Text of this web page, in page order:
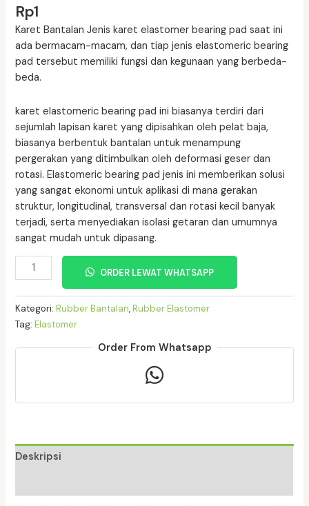
Rp1
Karet Bantalan Jenis karet elastomer bearing pad saat ini
ada bermacam-macam, dan tiap jenis elastomeric bearing
pad tersebut memiliki fungsi dan kegunaan yang berbeda-
beda.
karet elastomeric bearing pad ini biasanya terdiri dari
sejumlah lapisan karet yang dipisahkan oleh pelat baja,
biasanya berbentuk bantalan untuk menampung
pergerakan yang ditimbulkan oleh deformasi geser dan
rotasi. Elastomeric bearing pad jenis ini memberikan solusi
yang sangat ekonomi untuk aplikasi di mana gerakan
struktur, longitudinal, transversal dan rotasi kecil banyak
terjadi, serta menyediakan isolasi getaran dan umumnya
sangat mudah untuk dipasang.
Kuantitas
Rubber
Elastomer
Bearing
45X45X4,5
plat
ORDER LEWAT WHATSAPP
Kategori:Rubber Bantalan,Rubber Elastomer
Tag:Elastomer
Order From Whatsapp
Deskripsi